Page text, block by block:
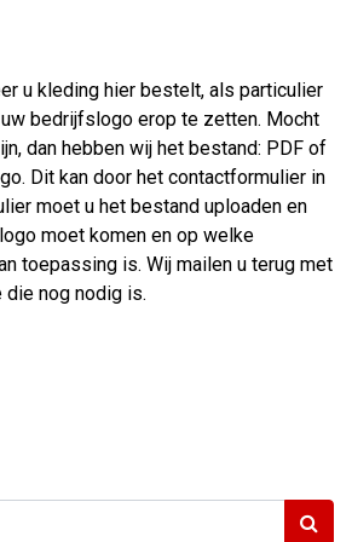
u kleding hier bestelt, als particulier
bedrijfslogo erop te zetten. Mocht
dan hebben wij het bestand: PDF of
Dit kan door het contactformulier in
moet u het bestand uploaden en
moet komen en op welke
toepassing is. Wij mailen u terug met
nog nodig is.